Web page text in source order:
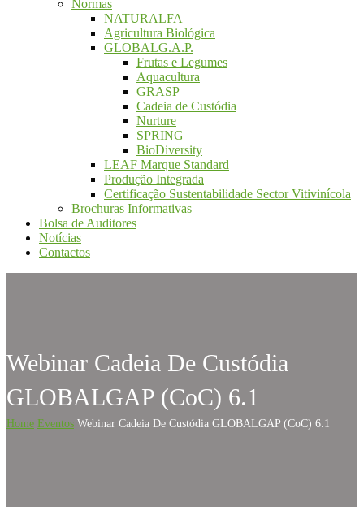
Normas
NATURALFA
Agricultura Biológica
GLOBALG.A.P.
Frutas e Legumes
Aquacultura
GRASP
Cadeia de Custódia
Nurture
SPRING
BioDiversity
LEAF Marque Standard
Produção Integrada
Certificação Sustentabilidade Sector Vitivinícola
Brochuras Informativas
Bolsa de Auditores
Notícias
Contactos
Webinar Cadeia De Custódia
GLOBALGAP (CoC) 6.1
Home Eventos Webinar Cadeia De Custódia GLOBALGAP (CoC) 6.1